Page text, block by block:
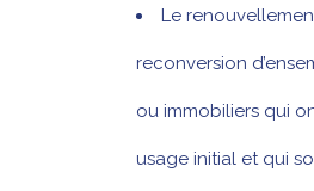
Le
reconversion
ou immobiliers qui
usage initial et qui